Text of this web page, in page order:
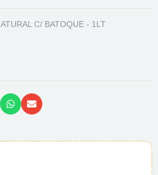
C/ BATOQUE - 1LT